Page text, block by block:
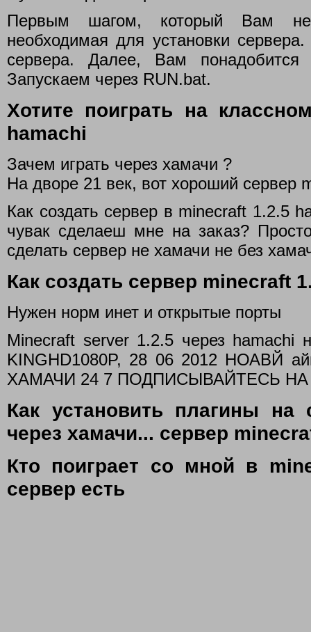
Первым шагом, который Вам
необходимая для установки
сервера. Далее, Вам
Запускаем через RUN.bat.
Хотите поиграть на
hamachi
Зачем играть через хамачи ?
На дворе 21 век, вот хороший сервер
Как создать сервер в minecraft 1.2.5
чувак сделаеш мне на заказ?
сделать сервер не хамачи не без
Как создать сервер minecraft
Нужен норм инет и открытые порты
Minecraft server 1.2.5 через
KINGHD1080P, 28 06 2012 НОАВЙ
ХАМАЧИ 24 7 ПОДПИСЫВАЙТЕСЬ
Как установить плагины на
через хамачи... сервер
Кто поиграет со мной в
сервер есть